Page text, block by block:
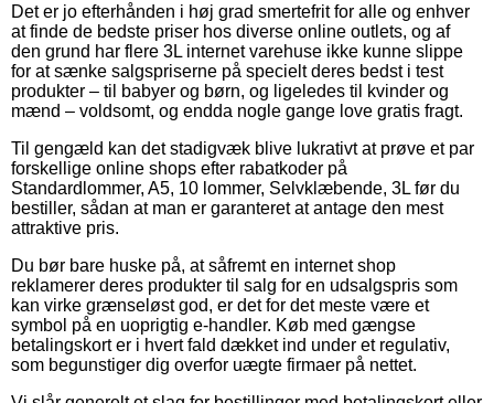
Det er jo efterhånden i høj grad smertefrit for alle og enhver
at finde de bedste priser hos diverse online outlets, og af
den grund har flere 3L internet varehuse ikke kunne slippe
for at sænke salgspriserne på specielt deres bedst i test
produkter – til babyer og børn, og ligeledes til kvinder og
mænd – voldsomt, og endda nogle gange love gratis fragt.
Til gengæld kan det stadigvæk blive lukrativt at prøve et par
forskellige online shops efter rabatkoder på
Standardlommer, A5, 10 lommer, Selvklæbende, 3L før du
bestiller, sådan at man er garanteret at antage den mest
attraktive pris.
Du bør bare huske på, at såfremt en internet shop
reklamerer deres produkter til salg for en udsalgspris som
kan virke grænseløst god, er det for det meste være et
symbol på en uoprigtig e-handler. Køb med gængse
betalingskort er i hvert fald dækket ind under et regulativ,
som begunstiger dig overfor uægte firmaer på nettet.